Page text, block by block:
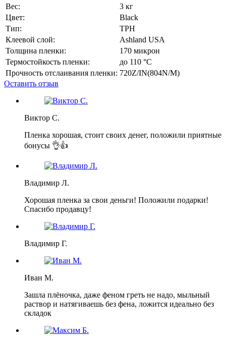
Вес:
3 кг
Цвет:
Black
Тип:
TPH
Клеевой слой:
Ashland USA
Толщина пленки:
170 микрон
Термостойкость пленки:
до 110 °C
Прочность отслаивания пленки: 720Z/IN(804N/M)
Оставить отзыв
Виктор С.
Пленка хорошая, стоит своих денег, положили приятные
бонусы 👌👍
Владимир Л.
Хорошая пленка за свои деньги! Положили подарки!
Спасибо продавцу!
Владимир Г.
Иван М.
Зашла плёночка, даже феном греть не надо, мыльный
раствор и натягиваешь без фена, ложится идеально без
складок